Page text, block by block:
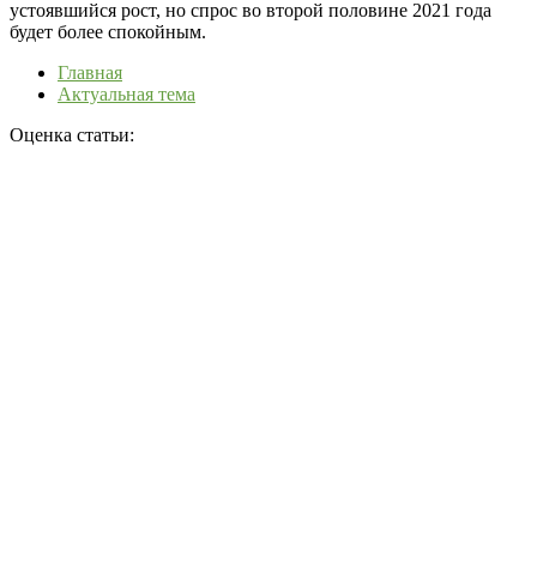
устоявшийся рост, но спрос во второй половине 2021 года
будет более спокойным.
Главная
Актуальная тема
Оценка статьи: